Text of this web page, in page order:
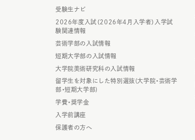
受験生ナビ
2026年度入試（2026年4月入学者）入学試
験関連情報
芸術学部の入試情報
短期大学部の入試情報
大学院美術研究科の入試情報
留学生を対象にした特別選抜(大学院・芸術学
部・短期大学部)
学費・奨学金
入学前講座
保護者の方へ